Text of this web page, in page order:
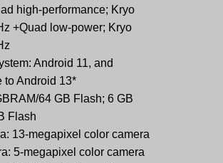
high-performance; Kryo
+Quad low-power; Kryo
Android 11, and
to Android 13*
64 GB Flash; 6 GB
Flash
13-megapixel color camera
5-megapixel color camera